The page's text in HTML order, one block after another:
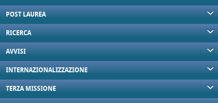
POST LAUREA
RICERCA
AVVISI
INTERNAZIONALIZZAZIONE
TERZA MISSIONE